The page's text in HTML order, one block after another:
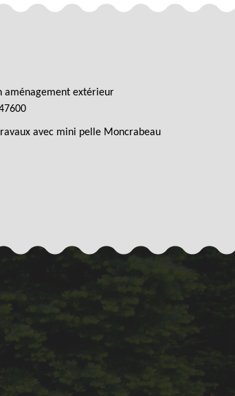
aménagement extérieur
avec mini pelle Moncrabeau